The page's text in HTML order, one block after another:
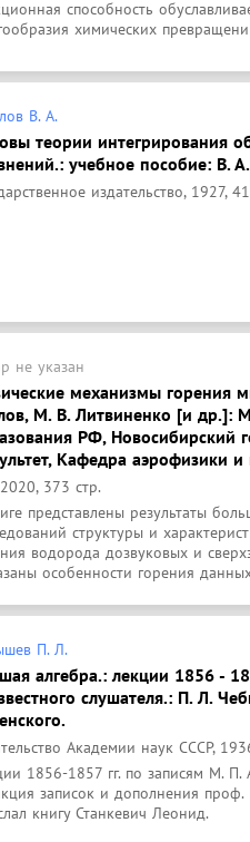
способность
химических
В. А.
теории интегрирования
учебное пособие: В.
издательство, 1927,
не указан
механизмы горения
М. В. Литвиненко [и др.]:
РФ, Новосибирский
Кафедра аэрофизики
373 стр.
представлены результаты
структуры и
водорода дозвуковых и
особенности горения
П. Л.
алгебра.: лекции 1856 -
слушателя.: П. Л.
Академии наук СССР,
1856-1857 гг. по записям М. П.
записок и дополнения
книгу Станкевич Леонид.